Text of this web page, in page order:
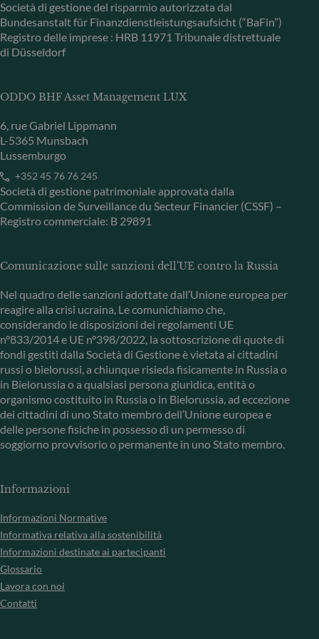
Società di gestione del risparmio autorizzata dal
Bundesanstalt für Finanzdienstleistungsaufsicht (“BaFin”)
Registro delle imprese : HRB 11971 Tribunale distrettuale
di Düsseldorf
ODDO BHF Asset Management LUX
6, rue Gabriel Lippmann
L-5365 Munsbach
Lussemburgo
+352 45 76 76 245
Società di gestione patrimoniale approvata dalla
Commission de Surveillance du Secteur Financier (CSSF) –
Registro commerciale: B 29891
Comunicazione sulle sanzioni dell'UE contro la Russia
Nel quadro delle sanzioni adottate dall’Unione europea per
reagire alla crisi ucraina, Le comunichiamo che,
considerando le disposizioni dei regolamenti UE
n°833/2014 e UE n°398/2022, la sottoscrizione di quote di
fondi gestiti dalla Società di Gestione è vietata ai cittadini
russi o bielorussi, a chiunque risieda fisicamente in Russia o
in Bielorussia o a qualsiasi persona giuridica, entità o
organismo costituito in Russia o in Bielorussia, ad eccezione
dei cittadini di uno Stato membro dell’Unione europea e
delle persone fisiche in possesso di un permesso di
soggiorno provvisorio o permanente in uno Stato membro.
Informazioni
Informazioni Normative
Informativa relativa alla sostenibilità
Informazioni destinate ai partecipanti
Glossario
Lavora con noi
Contatti